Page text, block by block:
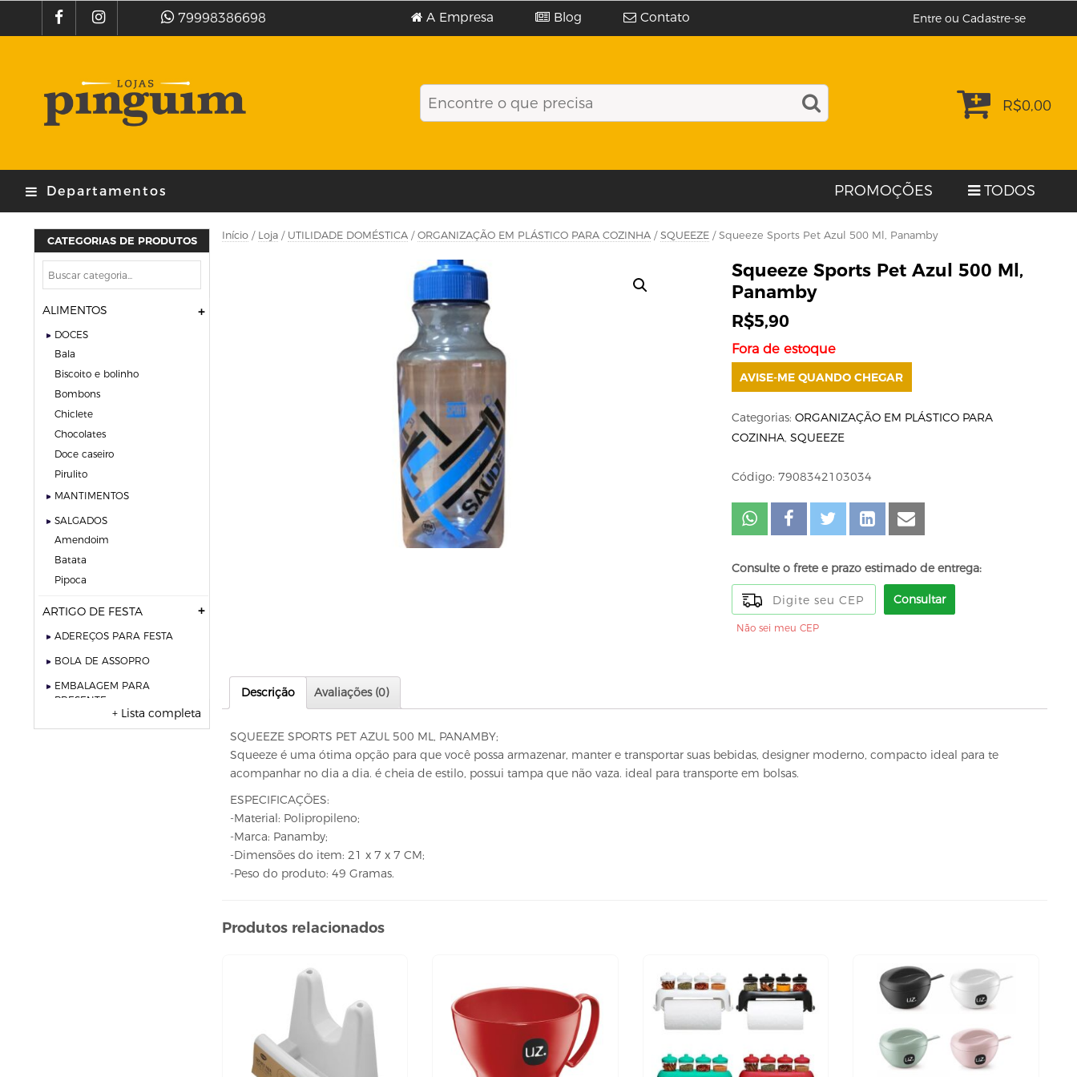
79998386698 A Empresa Blog Contato Entre ou Cadastre-se
R$0,00
Departamentos PROMOÇÕES TODOS
Início / Loja / UTILIDADE DOMÉSTICA / ORGANIZAÇÃO EM PLÁSTICO PARA COZINHA / SQUEEZE / Squeeze Sports Pet Azul 500 Ml, Panamby
Squeeze Sports Pet Azul 500 Ml,
Panamby
R$5,90
Fora de estoque
AVISE-ME QUANDO CHEGAR
Categorias: ORGANIZAÇÃO EM PLÁSTICO PARA
COZINHA, SQUEEZE
Código: 7908342103034
Consulte o frete e prazo estimado de entrega:
Consultar
Não sei meu CEP
Descrição Avaliações (0)
SQUEEZE SPORTS PET AZUL 500 ML, PANAMBY;
Squeeze é uma ótima opção para que você possa armazenar, manter e transportar suas bebidas, designer moderno, compacto ideal para te
acompanhar no dia a dia. é cheia de estilo, possui tampa que não vaza. ideal para transporte em bolsas.
ESPECIFICAÇÕES:
-Material: Polipropileno;
-Marca: Panamby;
-Dimensões do item: 21 x 7 x 7 CM;
-Peso do produto: 49 Gramas.
Produtos relacionados
CATEGORIAS DE PRODUTOS
ALIMENTOS
DOCES
bala
biscoito e bolinho
bombons
chiclete
chocolates
doce caseiro
pirulito
MANTIMENTOS
SALGADOS
amendoim
batata
pipoca
ARTIGO DE FESTA
ADEREÇOS PARA FESTA
BOLA DE ASSOPRO
EMBALAGEM PARA
PRESENTE
+ Lista completa